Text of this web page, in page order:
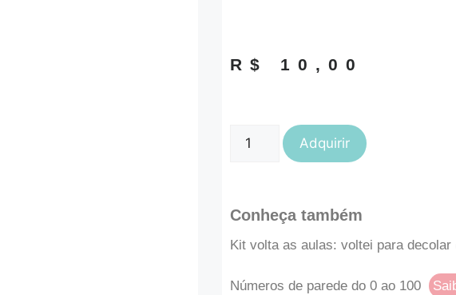
R$ 10,00
Adquirir
Conheça também
Kit volta as aulas: voltei para decolar
Números de parede do 0 ao 100